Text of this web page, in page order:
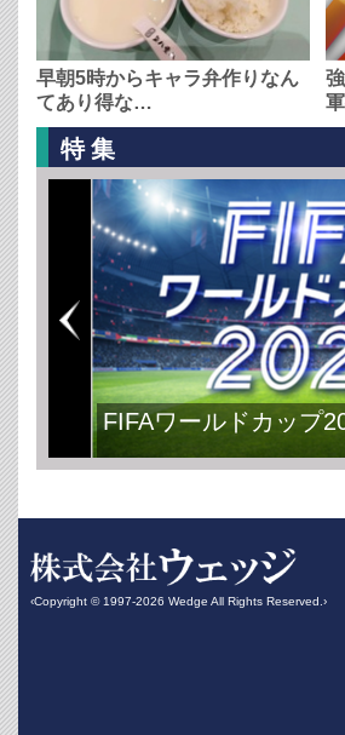
早朝5時からキャラ弁作りなん
てあり得な…
特集
FIFAワールドカップ
‹Copyright © 1997-2026 Wedge All Rights Reserved.›